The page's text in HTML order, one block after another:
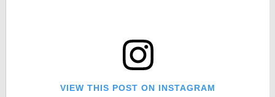
VIEW THIS POST ON INSTAGRAM